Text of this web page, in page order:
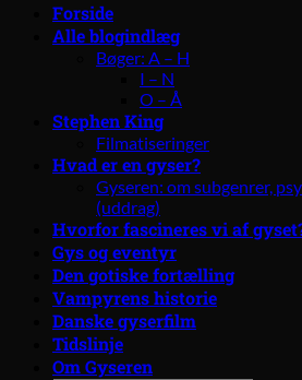
Forside
Alle blogindlæg
Bøger: A – H
I – N
O – Å
Stephen King
Filmatiseringer
Hvad er en gyser?
Gyseren: om subgenrer,
(uddrag)
Hvorfor fascineres vi af
Gys og eventyr
Den gotiske fortælling
Vampyrens historie
Danske gyserfilm
Tidslinje
Om Gyseren